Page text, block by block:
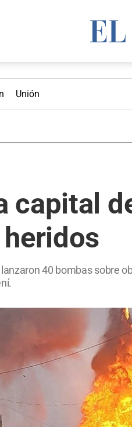
Unión
capital
40 bombas sobre